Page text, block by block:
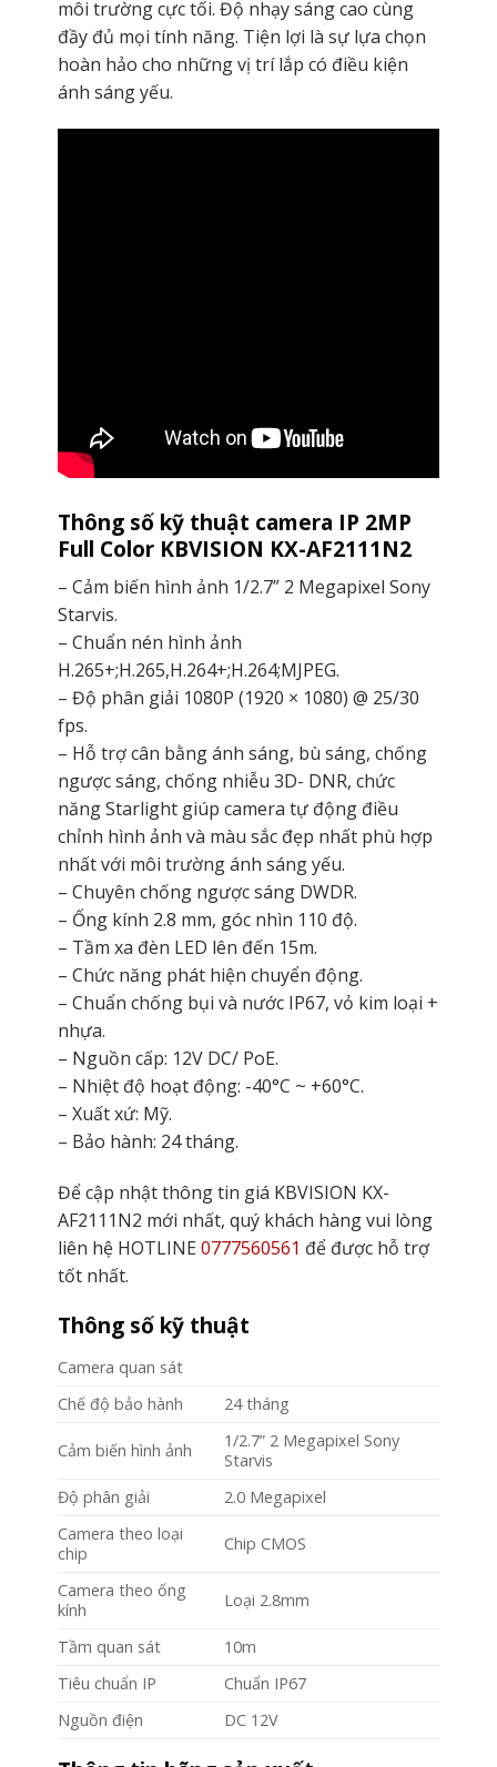
môi trường cực tối. Độ nhạy sáng cao cùng
đầy đủ mọi tính năng. Tiện lợi là sự lựa chọn
hoàn hảo cho những vị trí lắp có điều kiện
ánh sáng yếu.
Thông số kỹ thuật camera IP 2MP
Full Color KBVISION KX-AF2111N2
– Cảm biến hình ảnh 1/2.7” 2 Megapixel Sony
Starvis.
– Chuẩn nén hình ảnh
H.265+;H.265,H.264+;H.264;MJPEG.
– Độ phân giải 1080P (1920 × 1080) @ 25/30
fps.
– Hỗ trợ cân bằng ánh sáng, bù sáng, chống
ngược sáng, chống nhiễu 3D- DNR, chức
năng Starlight giúp camera tự động điều
chỉnh hình ảnh và màu sắc đẹp nhất phù hợp
nhất với môi trường ánh sáng yếu.
– Chuyên chống ngược sáng DWDR.
– Ống kính 2.8 mm, góc nhìn 110 độ.
– Tầm xa đèn LED lên đến 15m.
– Chức năng phát hiện chuyển động.
– Chuẩn chống bụi và nước IP67, vỏ kim loại +
nhựa.
– Nguồn cấp: 12V DC/ PoE.
– Nhiệt độ hoạt động: -40°C ~ +60°C.
– Xuất xứ: Mỹ.
– Bảo hành: 24 tháng.
Để cập nhật thông tin giá KBVISION KX-
AF2111N2 mới nhất, quý khách hàng vui lòng
liên hệ HOTLINE 0777560561 để được hỗ trợ
tốt nhất.
Thông số kỹ thuật
Camera quan sát
Chế độ bảo hành
24 tháng
Cảm biến hình ảnh
1/2.7” 2 Megapixel Sony
Starvis
Độ phân giải
2.0 Megapixel
Camera theo loại
chip
Chip CMOS
Camera theo ống
kính
Loại 2.8mm
Tầm quan sát
10m
Tiêu chuẩn IP
Chuẩn IP67
Nguồn điện
DC 12V